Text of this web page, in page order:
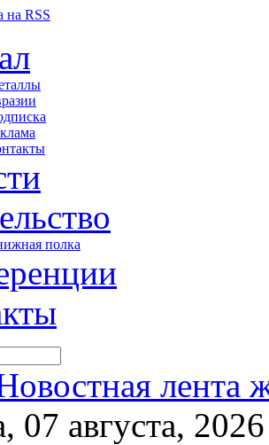
полка
лента
07 августа, 2026